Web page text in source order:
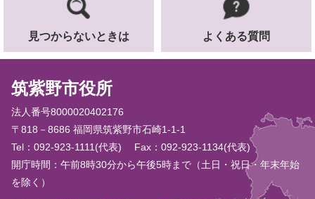
見つからないときは よくある質問
筑紫野市役所
法人番号8000020402176
〒818－8686 福岡県筑紫野市石崎1-1-1
Tel：092-923-1111(代表)
Fax：092-923-1134(代表)
開庁時間：午前8時30分から午後5時まで（土日・祝日・年末年始
を除く）